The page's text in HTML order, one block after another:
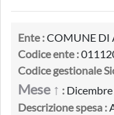
Ente :COMUNE DI
Codice ente :
Codice gestionale
Mese ↑ : Dicembre
Descrizione spesa :